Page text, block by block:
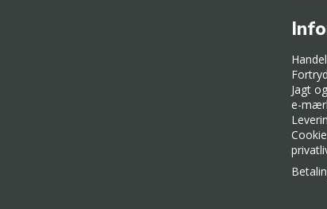
Jagt
e-